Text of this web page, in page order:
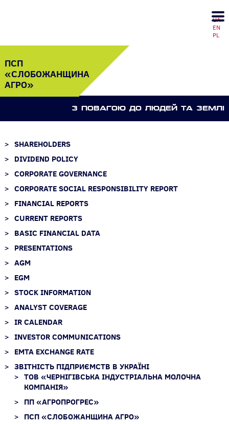
UA
EN
PL
ПСП
«СЛОБОЖАНЩИНА
АГРО»
З ПОВАГОЮ ДО ЛЮДЕЙ ТА ЗЕМЛI
SHAREHOLDERS
DIVIDEND POLICY
CORPORATE GOVERNANCE
CORPORATE SOCIAL RESPONSIBILITY REPORT
FINANCIAL REPORTS
CURRENT REPORTS
BASIC FINANCIAL DATA
PRESENTATIONS
AGM
EGM
STOCK INFORMATION
ANALYST COVERAGE
IR CALENDAR
INVESTOR COMMUNICATIONS
EMTA EXCHANGE RATE
ЗВІТНІСТЬ ПІДПРИЄМСТВ В УКРАЇНІ
ТОВ «ЧЕРНІГІВСЬКА ІНДУСТРІАЛЬНА МОЛОЧНА
КОМПАНІЯ»
ПП «АГРОПРОГРЕС»
ПСП «СЛОБОЖАНЩИНА АГРО»